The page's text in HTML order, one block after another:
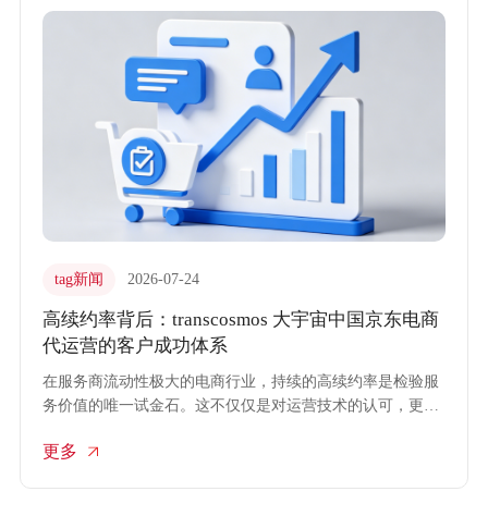
忧。
tag新闻 2026-07-24
高续约率背后：transcosmos 大宇宙中国京东电商
代运营的客户成功体系
在服务商流动性极大的电商行业，持续的高续约率是检验服
务价值的唯一试金石。这不仅仅是对运营技术的认可，更是
多年深耕京东生态的实战经验，构建了一套以结果为导向的
更多